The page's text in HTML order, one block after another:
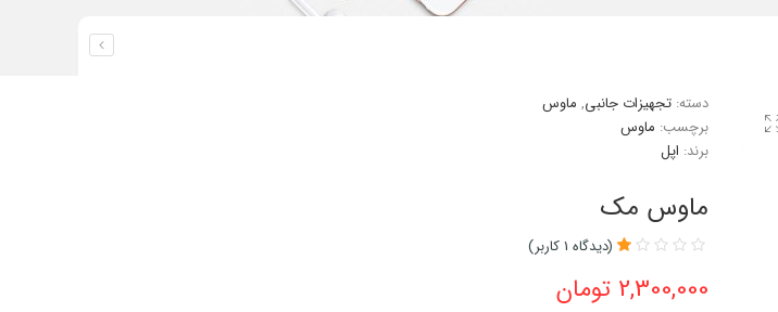
دسته: تجهیزات جانبی, ماوس
برچسب: ماوس
برند: اپل
ماوس مک
1.00
(دیدگاه 1کاربر)
2,300,000 تومان